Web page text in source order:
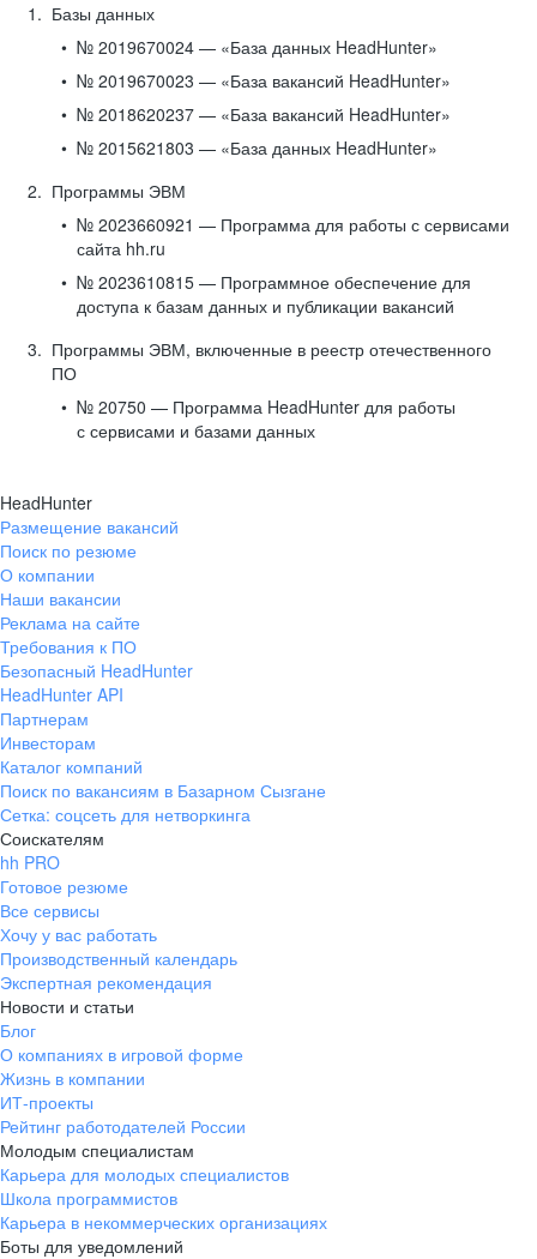
Базы данных
№ 2019670024 — «База данных HeadHunter»
№ 2019670023 — «База вакансий HeadHunter»
№ 2018620237 — «База вакансий HeadHunter»
№ 2015621803 — «База данных HeadHunter»
Программы ЭВМ
№ 2023660921 — Программа для работы с сервисами
сайта hh.ru
№ 2023610815 — Программное обеспечение для
доступа к базам данных и публикации вакансий
Программы ЭВМ, включенные в реестр отечественного
ПО
№ 20750 — Программа HeadHunter для работы
с сервисами и базами данных
HeadHunter
Размещение вакансий
Поиск по резюме
О компании
Наши вакансии
Реклама на сайте
Требования к ПО
Безопасный HeadHunter
HeadHunter API
Партнерам
Инвесторам
Каталог компаний
Поиск по вакансиям в Базарном Сызгане
Сетка: соцсеть для нетворкинга
Соискателям
hh PRO
Готовое резюме
Все сервисы
Хочу у вас работать
Производственный календарь
Экспертная рекомендация
Новости и статьи
Блог
О компаниях в игровой форме
Жизнь в компании
ИТ-проекты
Рейтинг работодателей России
Молодым специалистам
Карьера для молодых специалистов
Школа программистов
Карьера в некоммерческих организациях
Боты для уведомлений